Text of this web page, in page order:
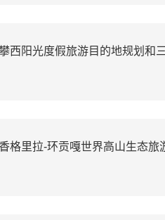
阳光度假旅游目的地规划和
里拉-环贡嘎世界高山生态旅